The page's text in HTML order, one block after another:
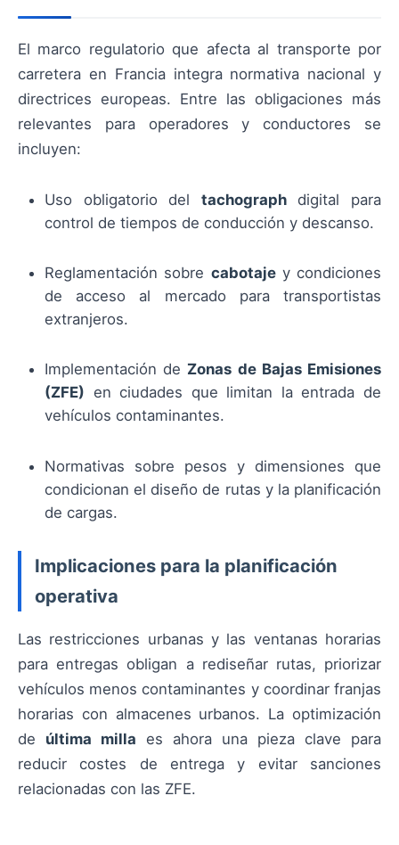
El marco regulatorio que afecta al transporte por
carretera en Francia integra normativa nacional y
directrices europeas. Entre las obligaciones más
relevantes para operadores y conductores se
incluyen:
Uso obligatorio del tachographdigital para
control de tiempos de conducción y descanso.
Reglamentación sobre cabotajey condiciones
de acceso al mercado para transportistas
extranjeros.
Implementación de Zonas de Bajas Emisiones
(ZFE) en ciudades que limitan la entrada de
vehículos contaminantes.
Normativas sobre pesos y dimensiones que
condicionan el diseño de rutas y la planificación
de cargas.
Implicaciones para la planificación
operativa
Las restricciones urbanas y las ventanas horarias
para entregas obligan a rediseñar rutas, priorizar
vehículos menos contaminantes y coordinar franjas
horarias con almacenes urbanos. La optimización
de última milla es ahora una pieza clave para
reducir costes de entrega y evitar sanciones
relacionadas con las ZFE.